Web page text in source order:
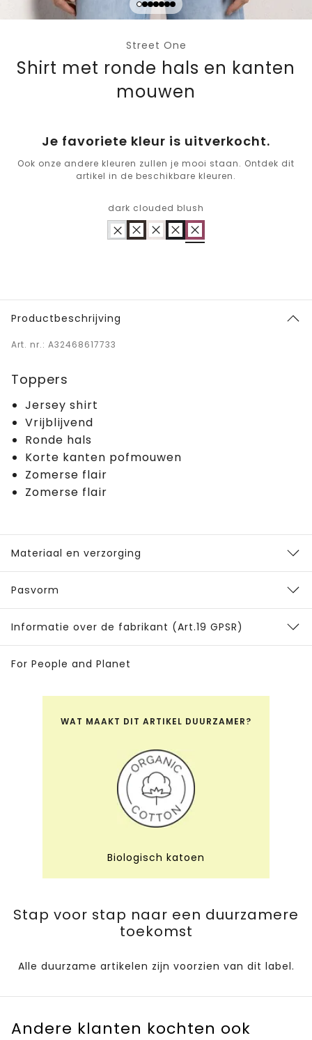
Street One
Shirt met ronde hals en kanten
mouwen
Je favoriete kleur is uitverkocht.
Ook onze andere kleuren zullen je mooi staan. Ontdek dit
artikel in de beschikbare kleuren.
dark clouded blush
Productbeschrijving
Art. nr.: A32468617733
Toppers
Jersey shirt
Vrijblijvend
Ronde hals
Korte kanten pofmouwen
Zomerse flair
Zomerse flair
Materiaal en verzorging
Pasvorm
Informatie over de fabrikant (Art.19 GPSR)
For People and Planet
WAT MAAKT DIT ARTIKEL DUURZAMER?
Biologisch katoen
Stap voor stap naar een duurzamere
toekomst
Alle duurzame artikelen zijn voorzien van dit label.
Andere klanten kochten ook